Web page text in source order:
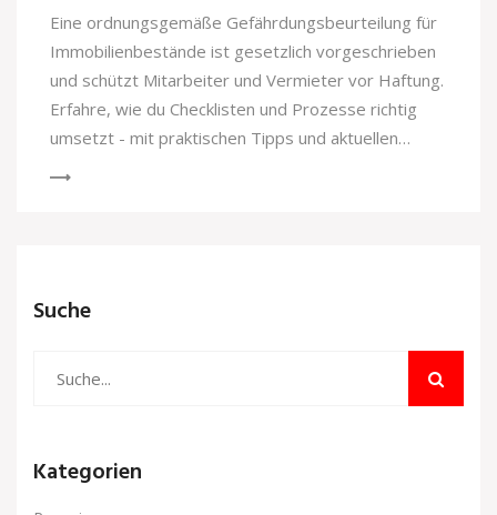
Eine ordnungsgemäße Gefährdungsbeurteilung für
Immobilienbestände ist gesetzlich vorgeschrieben
und schützt Mitarbeiter und Vermieter vor Haftung.
Erfahre, wie du Checklisten und Prozesse richtig
umsetzt - mit praktischen Tipps und aktuellen
Suche
Kategorien